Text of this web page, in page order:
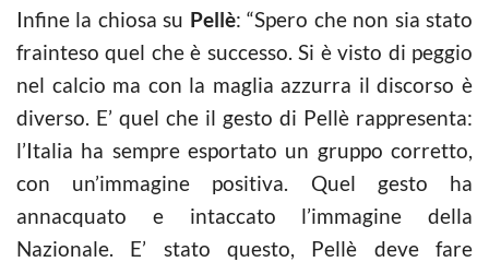
Infine la chiosa su Pellè: “Spero che non sia stato
frainteso quel che è successo. Si è visto di peggio
nel calcio ma con la maglia azzurra il discorso è
diverso. E’ quel che il gesto di Pellè rappresenta:
l’Italia ha sempre esportato un gruppo corretto,
con un’immagine positiva. Quel gesto ha
annacquato e intaccato l’immagine della
Nazionale. E’ stato questo, Pellè deve fare